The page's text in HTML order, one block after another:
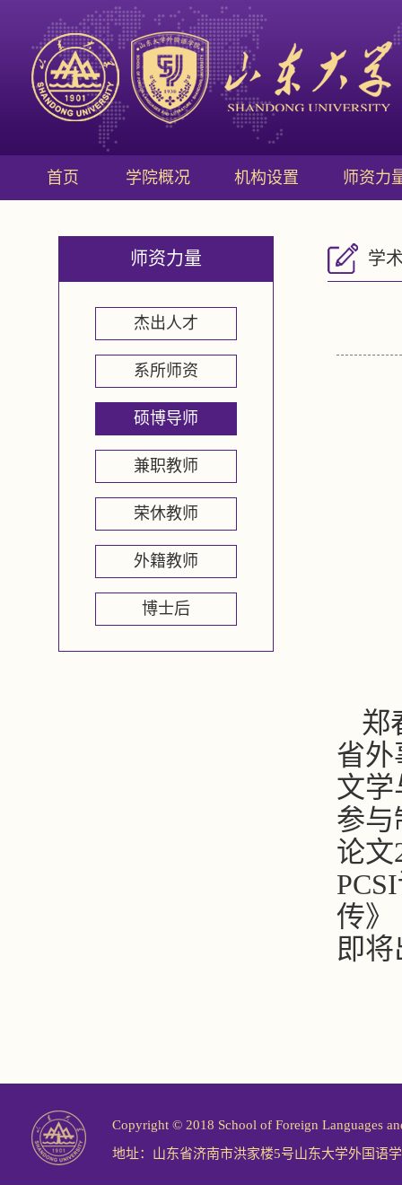
首页 学院概况 机构设置 师资力
师资力量
杰出人才
系所师资
硕博导师
兼职教师
荣休教师
外籍教师
博士后
学
郑
省外
文学
参与
论文
传》
即
Copyright © 2018 School of Foreign Languages
地址：山东省济南市洪家楼5号山东大学外国语